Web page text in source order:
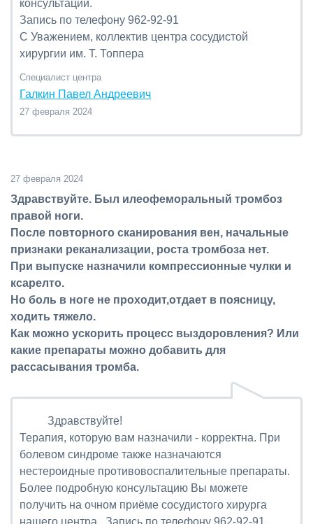
консультации.
Запись по телефону 962-92-91
С Уважением, коллектив центра сосудистой
хирургии им. Т. Топпера
Специалист центра
Галкин Павел Андреевич
27 февраля 2024
27 февраля 2024
Здравствуйте. Был илеофеморальный тромбоз
правой ноги.
После повторного сканирования вен, начальные
признаки реканализации, роста тромбоза нет.
При выпуске назначили компрессионные чулки и
ксарелто.
Но боль в ноге не проходит,отдает в поясницу,
ходить тяжело.
Как можно ускорить процесс выздоровления? Или
какие препараты можно добавить для
рассасывания тромба.
Здравствуйте!
Терапия, которую вам назначили - корректна. При
болевом синдроме также назначаются
нестероидные противовоспалительные препараты.
Более подробную консультацию Вы можете
получить на очном приёме сосудистого хирурга